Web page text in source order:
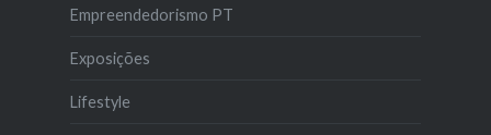
Empreendedorismo PT
Exposições
Lifestyle